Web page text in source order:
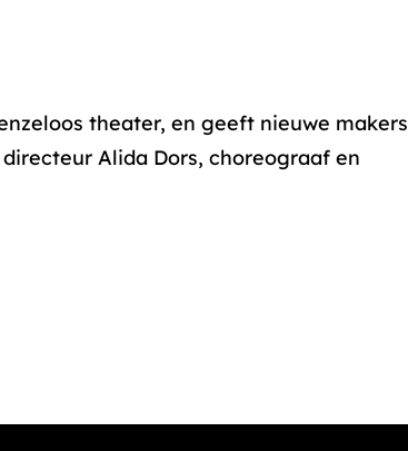
theater, en geeft nieuwe makers
Alida Dors, choreograaf en